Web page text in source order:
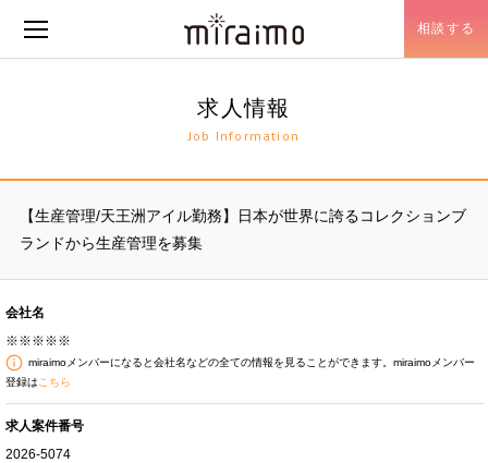
相談する
求人情報
Job Information
【生産管理/天王洲アイル勤務】日本が世界に誇るコレクションブ
ランドから生産管理を募集
会社名
※※※※※
miraimoメンバーになると会社名などの全ての情報を見ることができます。miraimoメンバー
登録は こちら
求人案件番号
2026-5074